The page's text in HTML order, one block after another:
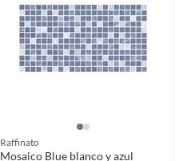
Raffinato
Mosaico Blue blanco y azul